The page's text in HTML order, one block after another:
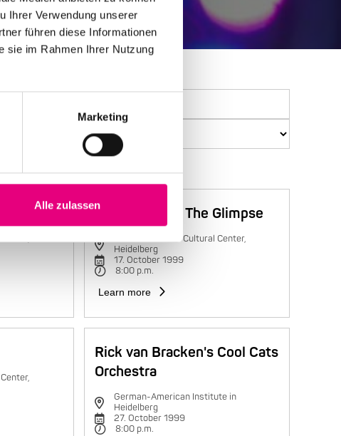
Ihrer Verwendung unserer
führen diese Informationen
sie im Rahmen Ihrer Nutzung
Marketing
Alle zulassen
Trilok Gurtu & The Glimpse
Karlstorbahnhof Cultural Center,
Heidelberg
17. October 1999
8:00 p.m.
Learn more
Rick van Bracken's Cool Cats
Orchestra
German-American Institute in
Heidelberg
27. October 1999
8:00 p.m.